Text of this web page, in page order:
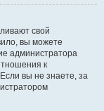
свой
вы можете
администратора
к
вы не знаете, за